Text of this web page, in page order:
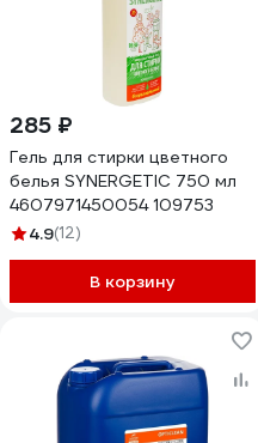
285 ₽
Гель для стирки цветного
белья SYNERGETIC 750 мл
4607971450054 109753
4.9(12)
В корзину